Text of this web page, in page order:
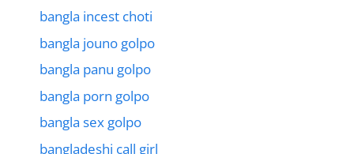
bangla incest choti
bangla jouno golpo
bangla panu golpo
bangla porn golpo
bangla sex golpo
bangladeshi call girl